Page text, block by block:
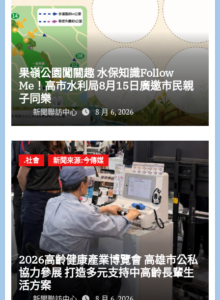
果嶺公園闖關趣 水保知識Follow
Me！高市水利局8月15日廣邀市民親
子同樂
新聞聯訪中心 8 月 6, 2026
.社會 新聞來源:今傳媒
2026高齡健康產業博覽會 高雄市公私
協力參展 打造多元支持中高齡長輩生
活方案